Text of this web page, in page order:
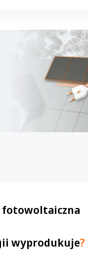
wyprodukuje?